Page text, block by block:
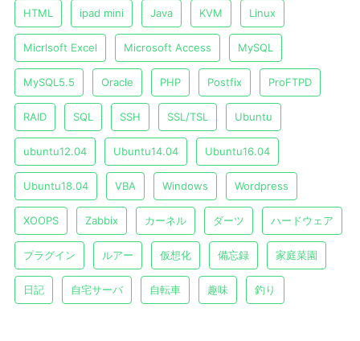
HTML ipad mini Java KVM Linux
Micrlsoft Excel Microsoft Access MySQL
MySQL5.5 Oracle PHP Postfix ProFTPD
RAID SQL SSH SSL/TSL Ubuntu
ubuntu12.04 Ubuntu14.04 Ubuntu16.04
Ubuntu18.04 VBA Windows Wordpress
XOOPS Zabbix カーネル ダーツ ハードウェア
プラグイン ルアー 仮想化 備忘録 家庭菜園
日記 自宅サーバ 自転車 趣味 釣り